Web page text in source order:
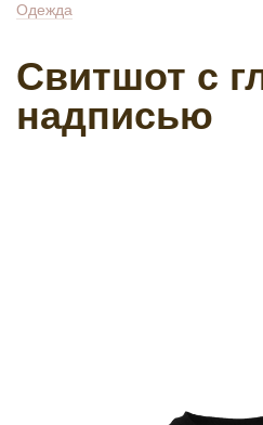
Одежда
Свитшот с
надписью